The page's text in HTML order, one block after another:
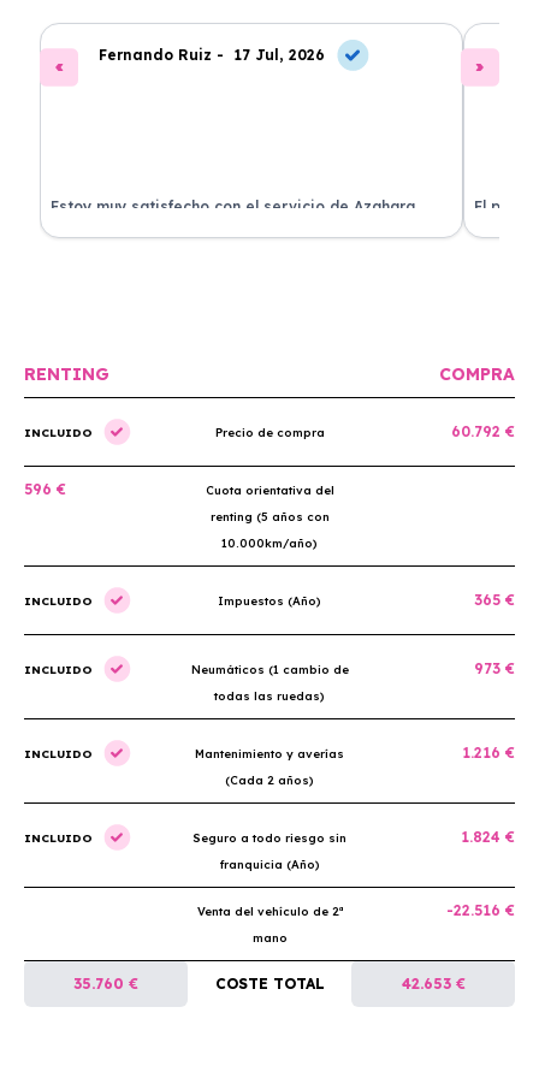
Fernando Ruiz - 17 Jul, 2026
Estoy muy satisfecho con el servicio de Azahara
Renting. El coche está en perfectas condiciones y el
El
llegó
RENTING COMPRA
INCLUIDO Precio de compra 60.792 €
596 €
Cuota orientativa del
renting (5 años con
10.000km/año)
INCLUIDO Impuestos (Año) 365 €
INCLUIDO
Neumáticos (1 cambio de
todas las ruedas)
973 €
INCLUIDO
Mantenimiento y averías
(Cada 2 años)
1.216 €
INCLUIDO
Seguro a todo riesgo sin
franquicia (Año)
1.824 €
Venta del vehículo de 2ª
mano
-22.516 €
35.760 € COSTE TOTAL 42.653 €